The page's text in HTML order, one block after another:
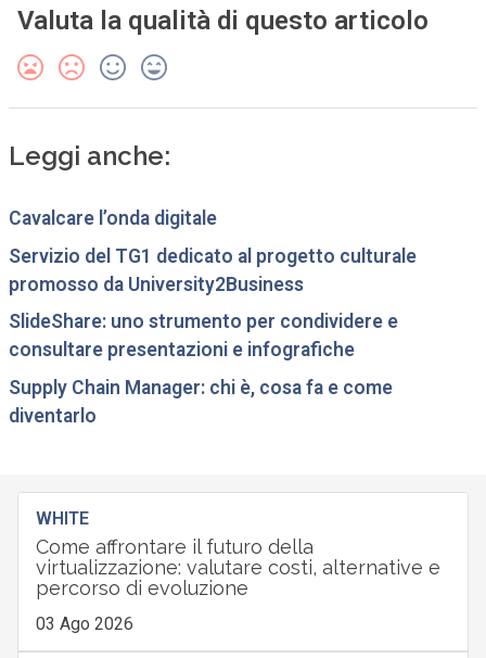
Valuta la qualità di questo articolo
Leggi anche:
Cavalcare l’onda digitale
Servizio del TG1 dedicato al progetto culturale
promosso da University2Business‎
SlideShare: uno strumento per condividere e
consultare presentazioni e infografiche
Supply Chain Manager: chi è, cosa fa e come
diventarlo
WHITE
Come affrontare il futuro della
virtualizzazione: valutare costi, alternative e
percorso di evoluzione
03 Ago 2026